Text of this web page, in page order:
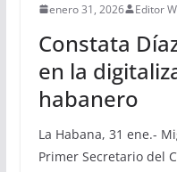
enero 31, 2026 Editor
Constata
en la
habanero
La Habana, 31 ene.-
Primer Secretario del